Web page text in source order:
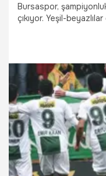
Bursaspor,
çıkıyor. Yeşil-
4.03.2026 Bursa